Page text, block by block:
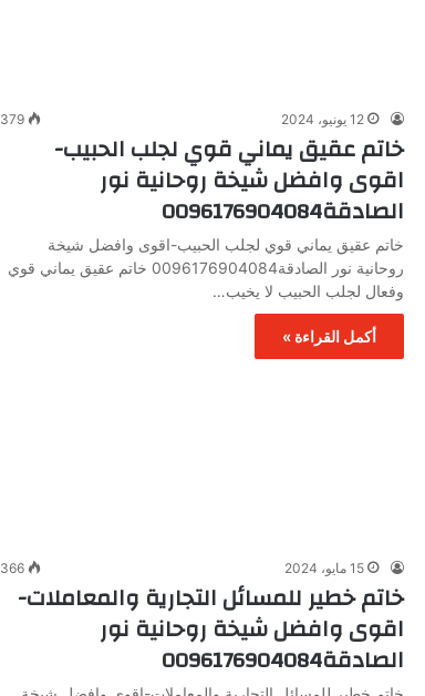
12 يونيو، 2024 379
خاتم عقيق يماني قوي لجلب الحبيب-
اقوى وافضل شيخة روحانية نور
الصادقة0096176904084
خاتم عقيق يماني قوي لجلب الحبيب-اقوى وافضل شيخة
روحانية نور الصادقة0096176904084 خاتم عقيق يماني قوي
وفعال لجلب الحبيب لا يخيب…
أكمل القراءة »
15 مايو، 2024 366
خاتم خطير للمسائل التجارية والمعاملات-
اقوى وافضل شيخة روحانية نور
الصادقة0096176904084